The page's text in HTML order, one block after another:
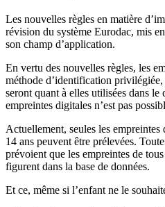
Les nouvelles règles en matière
révision du système Eurodac, mis
son champ d’application.
En vertu des nouvelles règles, les
méthode d’identification
seront quant à elles utilisées dans
empreintes digitales n’est pas
Actuellement, seules les empreintes
14 ans peuvent être prélevées.
prévoient que les empreintes de
figurent dans la base de données.
Et ce, même si l’enfant ne le